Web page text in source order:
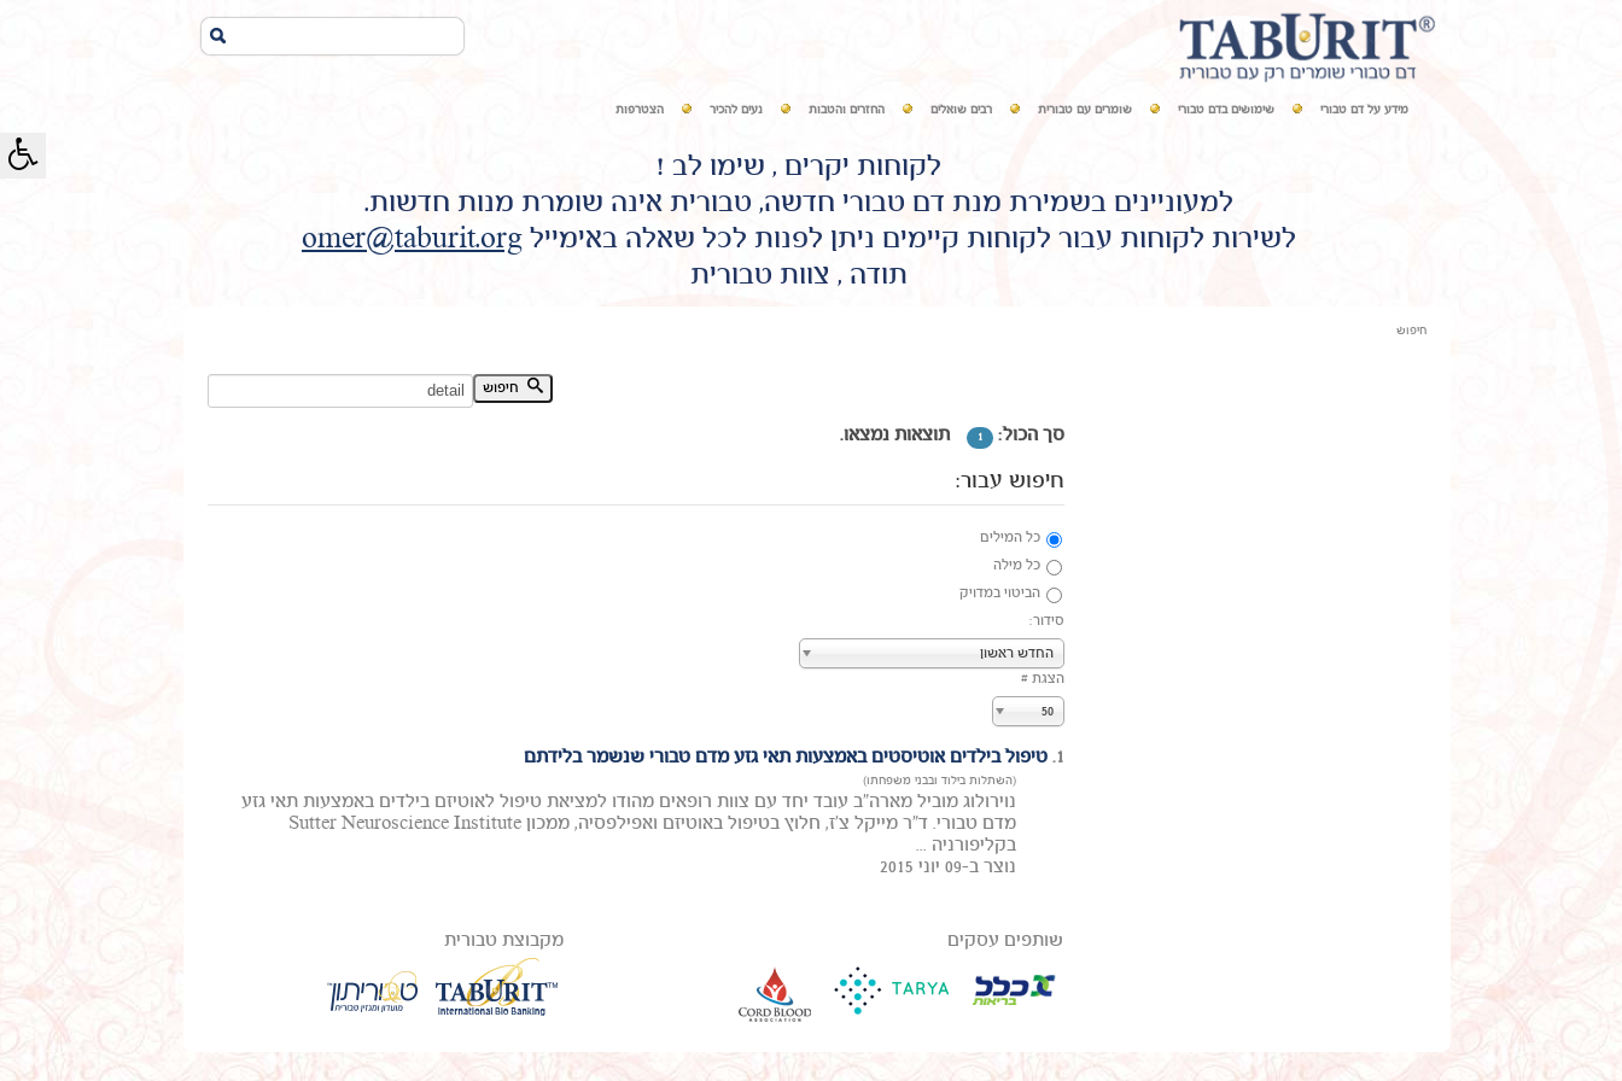
מידע על דם טבורי שימושים בדם טבורי שומרים עם טבורית רבים שואלים החזרים והטבות נעים להכיר הצטרפות
לקוחות יקרים , שימו לב !
למעוניינים בשמירת מנת דם טבורי חדשה, טבורית אינה שומרת מנות חדשות.
לשירות לקוחות עבור לקוחות קיימים ניתן לפנות לכל שאלה באימייל omer@taburit.org
תודה , צוות טבורית
חיפוש
חיפוש מילת מפתח:
סך הכול: 1 תוצאות נמצאו.
חיפוש עבור:
כל המילים
כל מילה
הביטוי במדויק
סידור:
החדש ראשון
הצגת #
50
1. טיפול בילדים אוטיסטים באמצעות תאי גזע מדם טבורי שנשמר בלידתם
(השתלות בילוד ובבני משפחתו)
נוירולוג מוביל מארה"ב עובד יחד עם צוות רופאים מהודו למציאת טיפול לאוטיזם בילדים באמצעות תאי גזע
מדם טבורי. ד"ר מייקל צ'ז, חלוץ בטיפול באוטיזם ואפילפסיה, ממכון Sutter Neuroscience Institute
בקליפורניה ...
נוצר ב-09 יוני 2015
שותפים עסקים מקבוצת טבורית